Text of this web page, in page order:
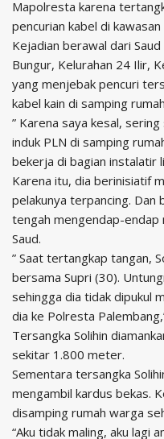
Mapolresta karena
pencurian kabel di
Kejadian berawal dari
Bungur, Kelurahan 24 Ilir,
yang menjebak pencuri
kabel kain di samping
” Karena saya kesal,
induk PLN di samping
bekerja di bagian instalatir
Karena itu, dia berinisiatif
pelakunya terpancing.
tengah mengendap-endap
Saud.
” Saat tertangkap tangan,
bersama Supri (30).
sehingga dia tidak dipukul
dia ke Polresta
Tersangka Solihin
sekitar 1.800 meter.
Sementara tersangka
mengambil kardus bekas.
disamping rumah warga
“Aku tidak maling, aku lagi